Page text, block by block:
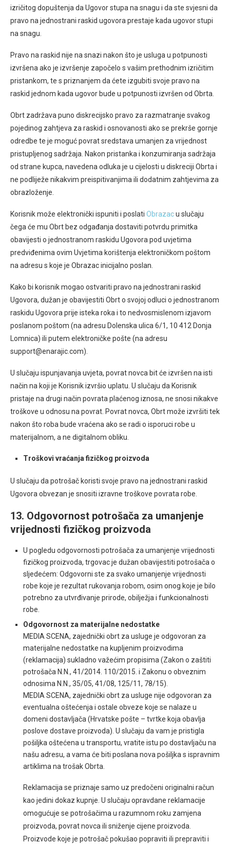
izričitog dopuštenja da Ugovor stupa na snagu i da ste svjesni da
pravo na jednostrani raskid ugovora prestaje kada ugovor stupi
na snagu.
Pravo na raskid nije na snazi nakon što je usluga u potpunosti
izvršena ako je izvršenje započelo s vašim prethodnim izričitim
pristankom, te s priznanjem da ćete izgubiti svoje pravo na
raskid jednom kada ugovor bude u potpunosti izvršen od Obrta.
Obrt zadržava puno diskrecijsko pravo za razmatranje svakog
pojedinog zahtjeva za raskid i osnovanosti ako se prekrše gornje
odredbe te je moguć povrat sredstava umanjen za vrijednost
pristupljenog sadržaja. Nakon pristanka i konzumiranja sadržaja
od strane kupca, navedena odluka je u cijelosti u diskreciji Obrta i
ne podliježe nikakvim preispitivanjima ili dodatnim zahtjevima za
obrazloženje.
Korisnik može elektronički ispuniti i poslati Obrazacu slučaju
čega će mu Obrt bez odgađanja dostaviti potvrdu primitka
obavijesti o jednostranom raskidu Ugovora pod uvjetima
predviđenima ovim Uvjetima korištenja elektroničkom poštom
na adresu s koje je Obrazac inicijalno poslan.
Kako bi korisnik mogao ostvariti pravo na jednostrani raskid
Ugovora, dužan je obavijestiti Obrt o svojoj odluci o jednostranom
raskidu Ugovora prije isteka roka i to nedvosmislenom izjavom
poslanom poštom (na adresu Dolenska ulica 6/1, 10 412 Donja
Lomnica) ili putem elektroničke pošte (na adresu
support@enarajic.com).
U slučaju ispunjavanja uvjeta, povrat novca bit će izvršen na isti
način na koji je Korisnik izvršio uplatu. U slučaju da Korisnik
pristaje na drugi način povrata plaćenog iznosa, ne snosi nikakve
troškove u odnosu na povrat. Povrat novca, Obrt može izvršiti tek
nakon što roba bude vraćena ako se radi o isporuci robe u
materijalnom, a ne digitalnom obliku.
Troškovi vraćanja fizičkog proizvoda
U slučaju da potrošač koristi svoje pravo na jednostrani raskid
Ugovora obvezan je snositi izravne troškove povrata robe.
13. Odgovornost potrošača za umanjenje
vrijednosti fizičkog proizvoda
U pogledu odgovornosti potrošača za umanjenje vrijednosti
fizičkog proizvoda, trgovac je dužan obavijestiti potrošača o
sljedećem: Odgovorni ste za svako umanjenje vrijednosti
robe koje je rezultat rukovanja robom, osim onog koje je bilo
potrebno za utvrđivanje prirode, obilježja i funkcionalnosti
robe.
Odgovornost za materijalne nedostatke
MEDIA SCENA, zajednički obrt za usluge je odgovoran za
materijalne nedostatke na kupljenim proizvodima
(reklamacija) sukladno važećim propisima (Zakon o zaštiti
potrošača N.N., 41/2014. 110/2015. i Zakonu o obveznim
odnosima N.N., 35/05, 41/08, 125/11, 78/15).
MEDIA SCENA, zajednički obrt za usluge nije odgovoran za
eventualna oštećenja i ostale obveze koje se nalaze u
domeni dostavljača (Hrvatske pošte – tvrtke koja obavlja
poslove dostave proizvoda). U slučaju da vam je pristigla
pošiljka oštećena u transportu, vratite istu po dostavljaču na
našu adresu, a vama će biti poslana nova pošiljka s ispravnim
artiklima na trošak Obrta.
Reklamacija se priznaje samo uz predočeni originalni račun
kao jedini dokaz kupnje. U slučaju opravdane reklamacije
omogućuje se potrošačima u razumnom roku zamjena
proizvoda, povrat novca ili sniženje cijene proizvoda.
Proizvode koje je potrošač pokušao popraviti ili prepraviti i